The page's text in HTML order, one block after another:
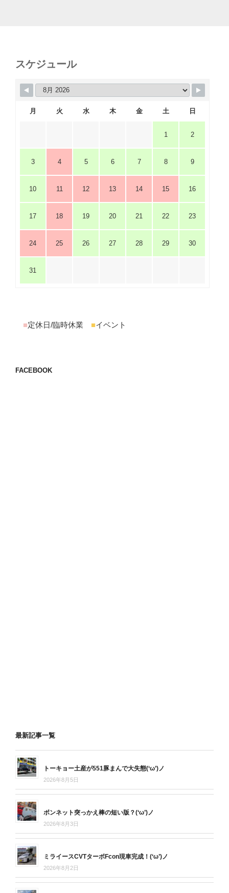
スケジュール
月 火 水 木 金 土 日
1 2
3 4 5 6 7 8 9
10 11 12 13 14 15 16
17 18 19 20 21 22 23
24 25 26 27 28 29 30
31
■定休日/臨時休業 ■イベント
FACEBOOK
最新記事一覧
トーキョー土産が551豚まんで大失態(‘ω’)ノ
2026年8月5日
ボンネット突っかえ棒の短い版？(‘ω’)ノ
2026年8月3日
ミライースCVTターボFcon現車完成！(‘ω’)ノ
2026年8月2日